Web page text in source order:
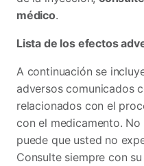
médico.
Lista de los efectos
A continuación se
adversos comunicados
relacionados con el
con el medicamento.
puede que usted no
Consulte siempre con